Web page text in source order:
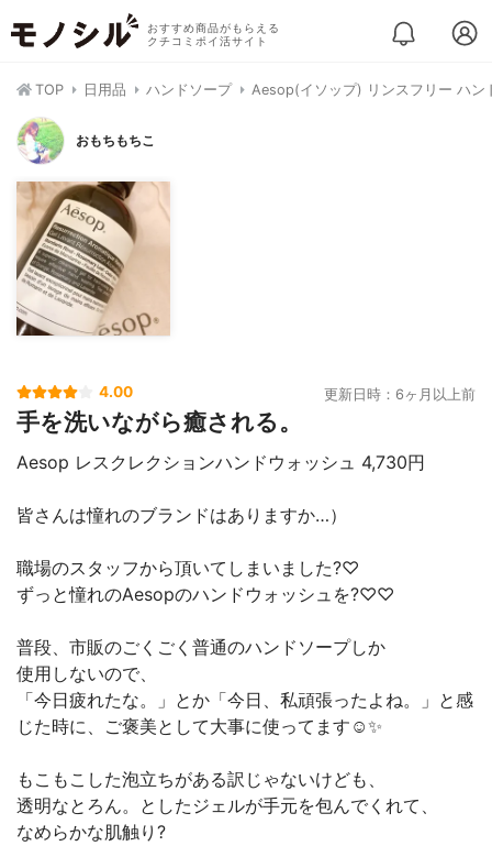
おすすめ商品がもらえる
クチコミポイ活サイト
TOP 日用品 ハンドソープ Aesop(イソップ) リンスフリー ハン
おもちもちこ
4.00 更新日時：6ヶ月以上前
手を洗いながら癒される。
Aesop レスクレクションハンドウォッシュ 4,730円
皆さんは憧れのブランドはありますか…）
職場のスタッフから頂いてしまいました?♡
ずっと憧れのAesopのハンドウォッシュを?♡♡
普段、市販のごくごく普通のハンドソープしか
使用しないので、
「今日疲れたな。」とか「今日、私頑張ったよね。」と感
じた時に、ご褒美として大事に使ってます☺️✨
もこもこした泡立ちがある訳じゃないけども、
透明なとろん。としたジェルが手元を包んでくれて、
なめらかな肌触り?